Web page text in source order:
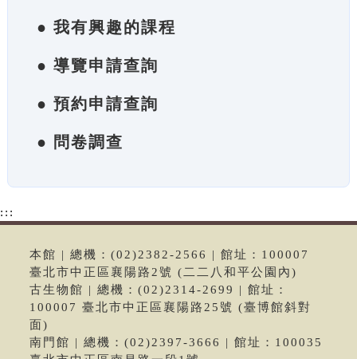
● 我有興趣的課程
● 導覽申請查詢
● 預約申請查詢
● 問卷調查
:::
本館 | 總機：(02)2382-2566 | 館址：100007
臺北市中正區襄陽路2號 (二二八和平公園內)
古生物館 | 總機：(02)2314-2699 | 館址：
100007 臺北市中正區襄陽路25號 (臺博館斜對
面)
南門館 | 總機：(02)2397-3666 | 館址：100035